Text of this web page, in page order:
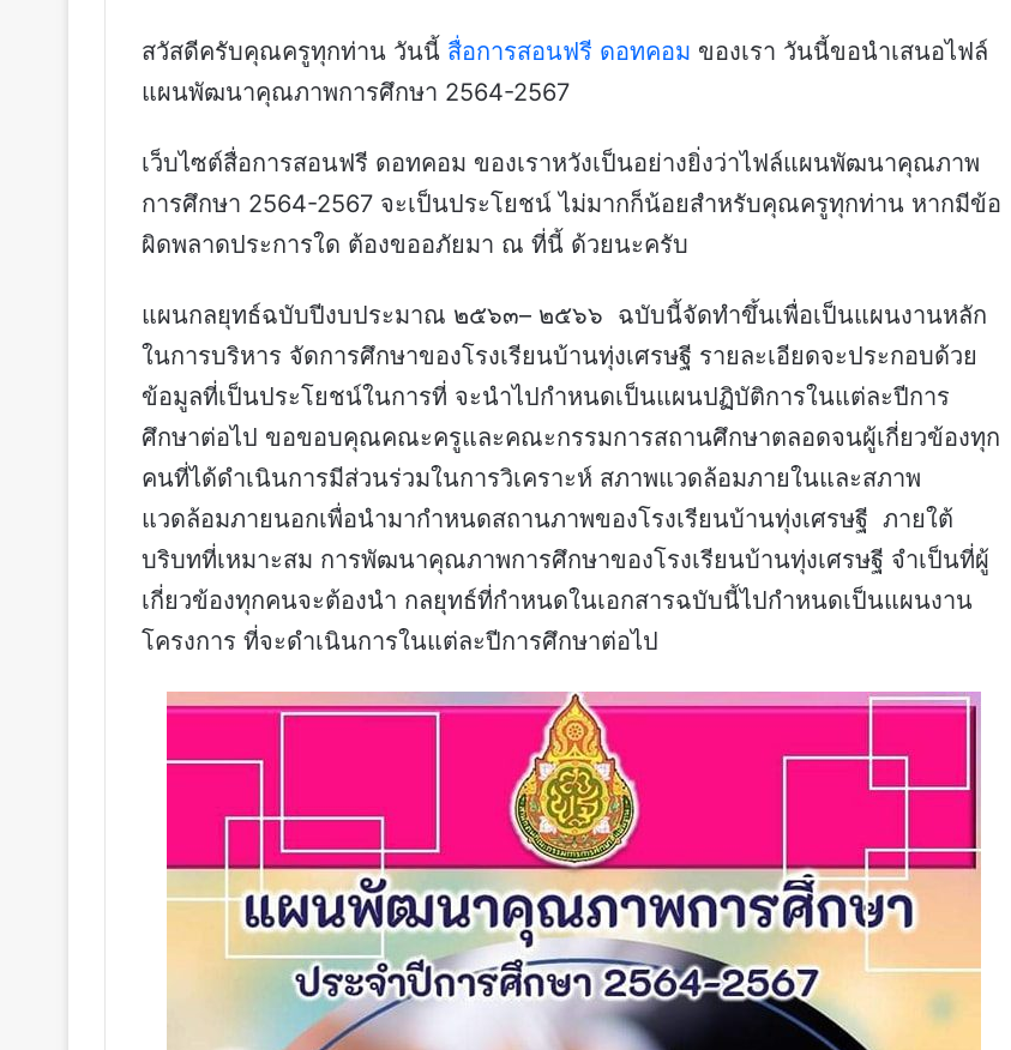
สวัสดีครับคุณครูทุกท่าน วันนี้ สื่อการสอนฟรี ดอทคอม ของเรา วันนี้ขอนำเสนอไฟล์
แผนพัฒนาคุณภาพการศึกษา 2564-2567
เว็บไซต์สื่อการสอนฟรี ดอทคอม ของเราหวังเป็นอย่างยิ่งว่าไฟล์แผนพัฒนาคุณภาพ
การศึกษา 2564-2567 จะเป็นประโยชน์ ไม่มากก็น้อยสำหรับคุณครูทุกท่าน หากมีข้อ
ผิดพลาดประการใด ต้องขออภัยมา ณ ที่นี้ ด้วยนะครับ
แผนกลยุทธ์ฉบับปีงบประมาณ ๒๕๖๓– ๒๕๖๖ ฉบับนี้จัดทำขึ้นเพื่อเป็นแผนงานหลัก
ในการบริหาร จัดการศึกษาของโรงเรียนบ้านทุ่งเศรษฐี รายละเอียดจะประกอบด้วย
ข้อมูลที่เป็นประโยชน์ในการที่ จะนำไปกำหนดเป็นแผนปฏิบัติการในแต่ละปีการ
ศึกษาต่อไป ขอขอบคุณคณะครูและคณะกรรมการสถานศึกษาตลอดจนผู้เกี่ยวข้องทุก
คนที่ได้ดำเนินการมีส่วนร่วมในการวิเคราะห์ สภาพแวดล้อมภายในและสภาพ
แวดล้อมภายนอกเพื่อนำมากำหนดสถานภาพของโรงเรียนบ้านทุ่งเศรษฐี ภายใต้
บริบทที่เหมาะสม การพัฒนาคุณภาพการศึกษาของโรงเรียนบ้านทุ่งเศรษฐี จำเป็นที่ผู้
เกี่ยวข้องทุกคนจะต้องนำ กลยุทธ์ที่กำหนดในเอกสารฉบับนี้ไปกำหนดเป็นแผนงาน
โครงการ ที่จะดำเนินการในแต่ละปีการศึกษาต่อไป